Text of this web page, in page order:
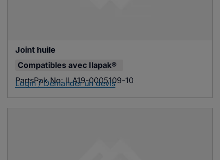
Joint huile
Compatibles avec Ilapak®
PartsPak No:ILA19-0005109-10
Login / Demander un devis